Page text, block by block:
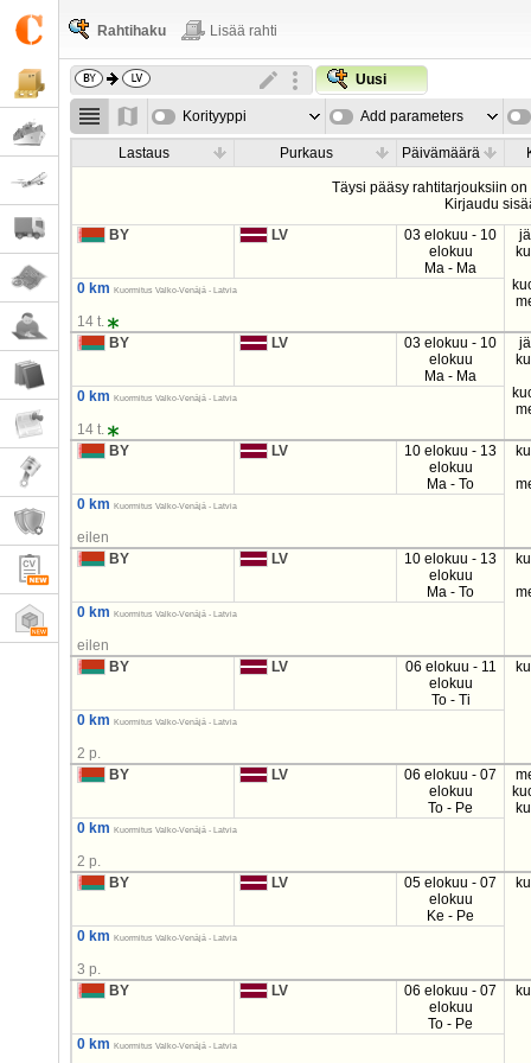
Rahtihaku Lisää rahti
Uusi
Korityyppi Add parameters
Lastaus Purkaus Päivämäärä
Täysi pääsy rahtitarjouksiin
Kirjaudu
BY
LV
03 elokuu - 10
elokuu
Ma - Ma
0 km Kuormitus Valko-Venäjä - Latvia
14 t.
BY
LV
03 elokuu - 10
elokuu
Ma - Ma
0 km Kuormitus Valko-Venäjä - Latvia
14 t.
BY
LV
10 elokuu - 13
elokuu
Ma - To
0 km
Kuormitus Valko-Venäjä - Latvia
eilen
BY
LV
10 elokuu - 13
elokuu
Ma - To
0 km
Kuormitus Valko-Venäjä - Latvia
eilen
BY
LV
06 elokuu - 11
elokuu
To - Ti
0 km Kuormitus Valko-Venäjä - Latvia
2 p.
BY
LV
06 elokuu - 07
elokuu
To - Pe
0 km
Kuormitus Valko-Venäjä - Latvia
2 p.
BY
LV
05 elokuu - 07
elokuu
Ke - Pe
0 km Kuormitus Valko-Venäjä - Latvia
3 p.
BY
LV
06 elokuu - 07
elokuu
To - Pe
0 km Kuormitus Valko-Venäjä - Latvia